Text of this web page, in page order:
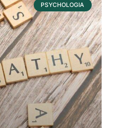
PSYCHOLOGIA